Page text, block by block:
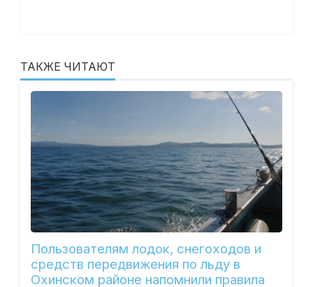
ТАКЖЕ ЧИТАЮТ
Пользователям лодок, снегоходов и
средств передвижения по льду в
Охинском районе напомнили правила